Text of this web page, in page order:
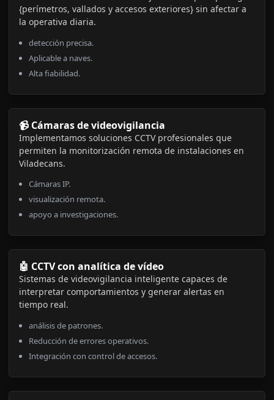
{perímetros, vallados y accesos exteriores} sin afectar a
la operativa diaria.
detección precisa.
Aplicable a naves.
Alta fiabilidad.
📹 Cámaras de videovigilancia
Implementamos soluciones CCTV profesionales que
permiten la monitorización remota de instalaciones en
Viladecans.
Cámaras IP.
visualización remota.
apoyo a investigaciones.
🤖 CCTV con analítica de vídeo
Sistemas de videovigilancia inteligente capaces de
interpretar comportamientos y generar alertas en
tiempo real.
análisis de patrones.
Reducción de errores operativos.
Integración con control de accesos.